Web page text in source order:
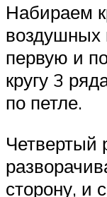
Набираем
воздушных
первую и
кругу 3
по петле.
Четвертый
сторону, и